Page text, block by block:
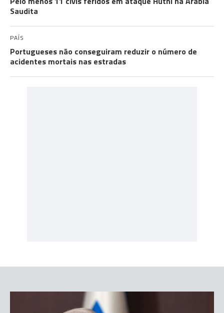
Saudita
PAÍS
Portugueses não conseguiram reduzir o número de
acidentes mortais nas estradas